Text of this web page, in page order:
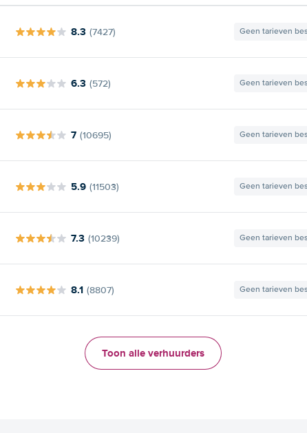
8.3 (7427) Geen tarieven
6.3 (572) Geen tarieven
7 (10695) Geen tarieven
5.9 (11503) Geen tarieven
7.3 (10239) Geen tarieven
8.1 (8807) Geen tarieven
Toon alle verhuurders